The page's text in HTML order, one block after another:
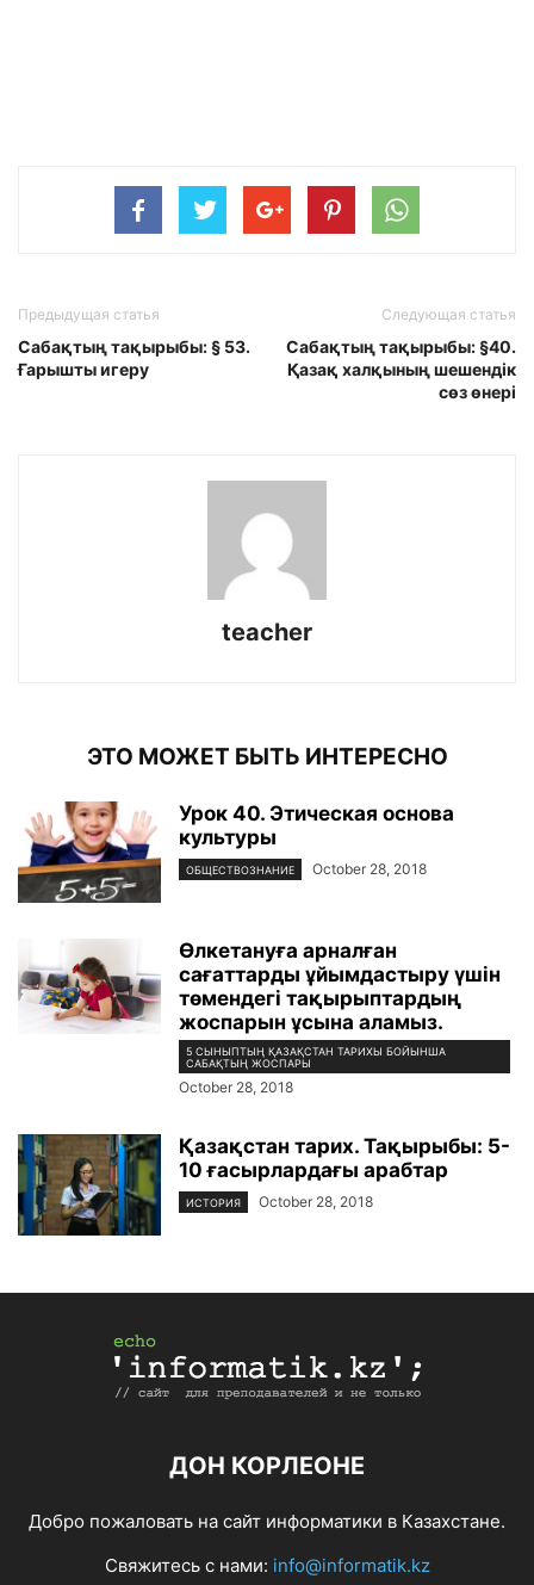
Предыдущая статья
Сабақтың тақырыбы: § 53.
Ғарышты игеру
Следующая статья
Сабақтың тақырыбы: §40.
Қазақ халқының шешендік
сөз өнері
teacher
ЭТО МОЖЕТ БЫТЬ ИНТЕРЕСНО
Урок 40. Этическая основа
культуры
ОБЩЕСТВОЗНАНИЕ October 28, 2018
Өлкетануға арналған
сағаттарды ұйымдастыру үшін
төмендегі тақырыптардың
жоспарын ұсына аламыз.
5 СЫНЫПТЫҢ ҚАЗАҚСТАН ТАРИХЫ БОЙЫНША
САБАҚТЫҢ ЖОСПАРЫ
October 28, 2018
Қазақстан тарих. Тақырыбы: 5-
10 ғасырлардағы арабтар
ИСТОРИЯ October 28, 2018
ДОН КОРЛЕОНЕ
Добро пожаловать на сайт информатики в Казахстане.
Свяжитесь с нами: info@informatik.kz